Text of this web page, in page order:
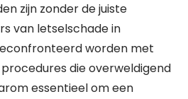
zijn zonder de juiste
van letselschade in
worden met
die overweldigend
essentieel om een